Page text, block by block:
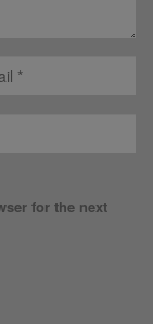
for the next